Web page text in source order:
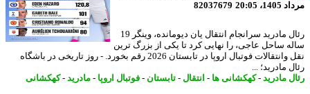
20:05
82037679
رئال مادرید سرانجام انتقال یان دیومانده، وینگر 19
ساحل عاجی، را نهایی کرد تا یکی از بزرگ ترین
نقل وانتقالات فوتبال اروپا در تابستان 2026 رقم بخورد. - روز تاریخی در باشگاه
مادرید؛ ...
مادرید- کهکشانی ها- انتقال-تابستان-فوتبال اروپا - مادرید- کهکشانی